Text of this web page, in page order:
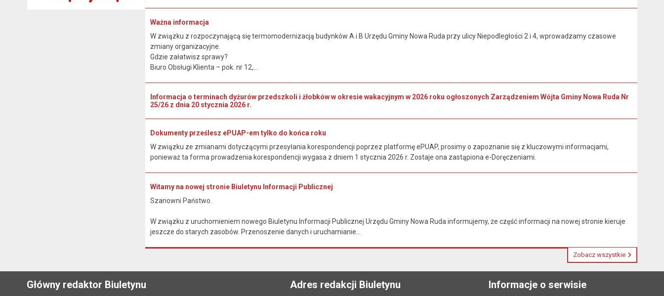
Ważna informacja
W związku z rozpoczynającą się termomodernizacją budynków A i B Urzędu Gminy Nowa Ruda przy ulicy Niepodległości 2 i 4, wprowadzamy czasowe
zmiany organizacyjne.
Gdzie załatwisz sprawy?
Biuro Obsługi Klienta – pok. nr 12,...
Informacja o terminach dyżurów przedszkoli i żłobków w okresie wakacyjnym w 2026 roku ogłoszonych Zarządzeniem Wójta Gminy Nowa Ruda Nr
25/26 z dnia 20 stycznia 2026 r.
Dokumenty prześlesz ePUAP-em tylko do końca roku
W związku ze zmianami dotyczącymi przesyłania korespondencji poprzez platformę ePUAP, prosimy o zapoznanie się z kluczowymi informacjami,
ponieważ ta forma prowadzenia korespondencji wygasa z dniem 1 stycznia 2026 r. Zostaje ona zastąpiona e-Doręczeniami.
Witamy na nowej stronie Biuletynu Informacji Publicznej
Szanowni Państwo.
W związku z uruchomieniem nowego Biuletynu Informacji Publicznej Urzędu Gminy Nowa Ruda informujemy, że część informacji na nowej stronie kieruje
jeszcze do starych zasobów. Przenoszenie danych i uruchamianie...
Zobacz wszystkie
Główny redaktor Biuletynu Adres redakcji Biuletynu Informacje o serwisie